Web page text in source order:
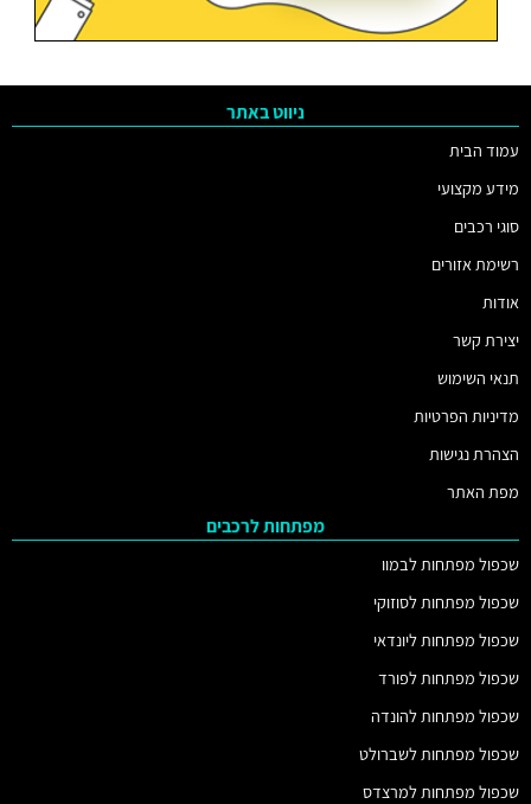
ניווט באתר
עמוד הבית
מידע מקצועי
סוגי רכבים
רשימת אזורים
אודות
יצירת קשר
תנאי השימוש
מדיניות הפרטיות
הצהרת נגישות
מפת האתר
מפתחות לרכבים
שכפול מפתחות לבמוו
שכפול מפתחות לסוזוקי
שכפול מפתחות ליונדאי
שכפול מפתחות לפורד
שכפול מפתחות להונדה
שכפול מפתחות לשברולט
שכפול מפתחות למרצדס